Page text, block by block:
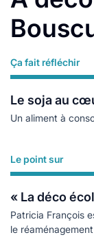
Ça fait réfléchir
Le soja au
Un aliment à
Lire plus
Le point sur
« La déco
Patricia François
le
Lire plus